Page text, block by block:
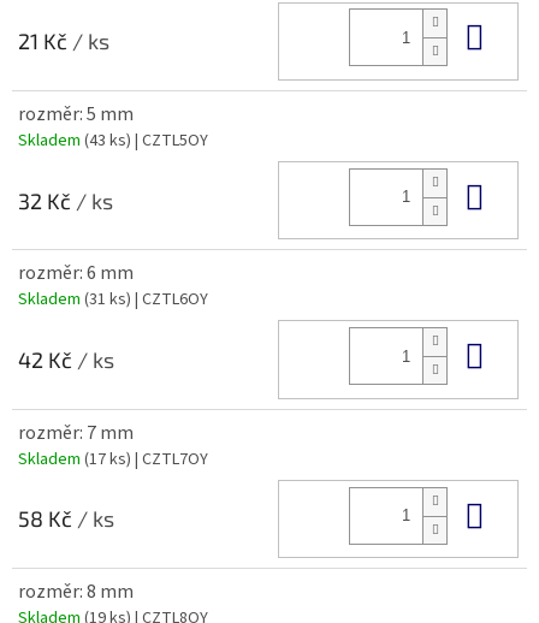
21 Kč / ks
rozměr: 5 mm
Skladem (43 ks) | CZTL5OY
32 Kč / ks
rozměr: 6 mm
Skladem (31 ks) | CZTL6OY
42 Kč / ks
rozměr: 7 mm
Skladem (17 ks) | CZTL7OY
58 Kč / ks
rozměr: 8 mm